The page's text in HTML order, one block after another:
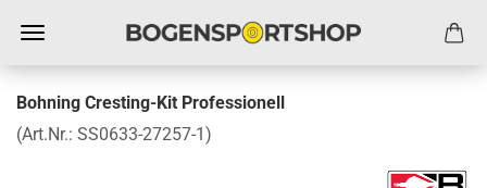
Bohning Cresting-Kit Professionell
(Art.Nr.: SS0633-27257-1)